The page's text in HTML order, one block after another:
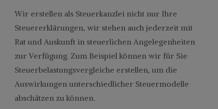
Wir erstellen als Steuerkanzlei nicht nur Ihre
Steuererklärungen, wir stehen auch jederzeit mit
Rat und Auskunft in steuerlichen Angelegenheiten
zur Verfügung. Zum Beispiel können wir für Sie
Steuerbelastungsvergleiche erstellen, um die
Auswirkungen unterschiedlicher Steuermodelle
abschätzen zu können.